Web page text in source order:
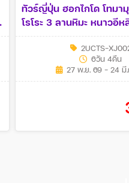
ทัวร์ญี่ปุ่น ฮอกไกโด โทมา
โรโระ 3 ลานหิมะ หนาวอีห
4คืน (XJ)
2UCTS-
6วัน 4คืน
27 พ.ย. 69 - 24 มี